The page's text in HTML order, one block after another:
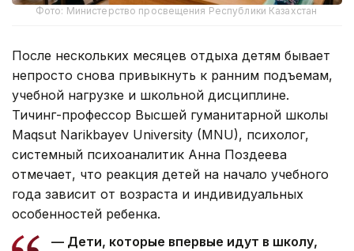
Фото: Министерство просвещения Республики Казахстан
После нескольких месяцев отдыха детям бывает
непросто снова привыкнуть к ранним подъемам,
учебной нагрузке и школьной дисциплине.
Тичинг-профессор Высшей гуманитарной школы
Maqsut Narikbayev University (MNU), психолог,
системный психоаналитик Анна Поздеева
отмечает, что реакция детей на начало учебного
года зависит от возраста и индивидуальных
особенностей ребенка.
— Дети, которые впервые идут в школу,